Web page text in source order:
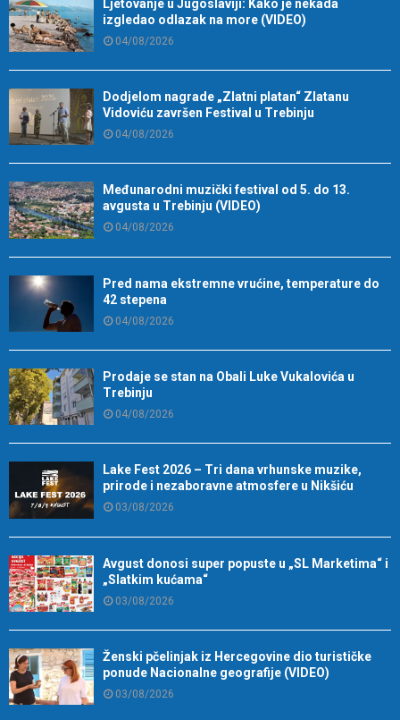
Ljetovanje u Jugoslaviji: Kako je nekada
izgledao odlazak na more (VIDEO)
04/08/2026
Dodjelom nagrade „Zlatni platan“ Zlatanu
Vidoviću završen Festival u Trebinju
04/08/2026
Međunarodni muzički festival od 5. do 13.
avgusta u Trebinju (VIDEO)
04/08/2026
Pred nama ekstremne vrućine, temperature do
42 stepena
04/08/2026
Prodaje se stan na Obali Luke Vukalovića u
Trebinju
04/08/2026
Lake Fest 2026 – Tri dana vrhunske muzike,
prirode i nezaboravne atmosfere u Nikšiću
03/08/2026
Avgust donosi super popuste u „SL Marketima“ i
„Slatkim kućama“
03/08/2026
Ženski pčelinjak iz Hercegovine dio turističke
ponude Nacionalne geografije (VIDEO)
03/08/2026